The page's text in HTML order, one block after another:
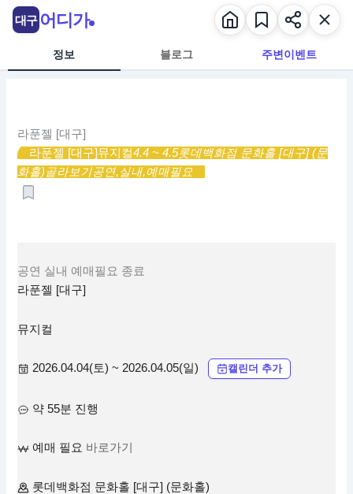
정보 블로그 주변이벤트
라푼젤 [대구]
라푼젤 [대구]뮤지컬4.4 ~ 4.5롯데백화점 문화홀 [대구] (문
화홀)골라보기공연,실내,예매필요
공연 실내 예매필요 종료
라푼젤 [대구]
뮤지컬
2026.04.04(토) ~ 2026.04.05(일) 캘린더 추가
약 55분 진행
예매 필요 바로가기
롯데백화점 문화홀 [대구] (문화홀)
대구 어디가